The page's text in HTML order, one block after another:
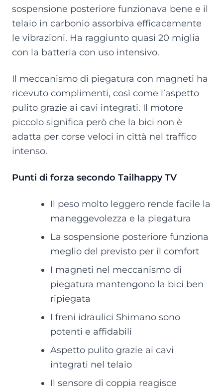
sospensione posteriore funzionava bene e il
telaio in carbonio assorbiva efficacemente
le vibrazioni. Ha raggiunto quasi 20 miglia
con la batteria con uso intensivo.
Il meccanismo di piegatura con magneti ha
ricevuto complimenti, così come l’aspetto
pulito grazie ai cavi integrati. Il motore
piccolo significa però che la bici non è
adatta per corse veloci in città nel traffico
intenso.
Punti di forza secondo Tailhappy TV
Il peso molto leggero rende facile la
maneggevolezza e la piegatura
La sospensione posteriore funziona
meglio del previsto per il comfort
I magneti nel meccanismo di
piegatura mantengono la bici ben
ripiegata
I freni idraulici Shimano sono
potenti e affidabili
Aspetto pulito grazie ai cavi
integrati nel telaio
Il sensore di coppia reagisce